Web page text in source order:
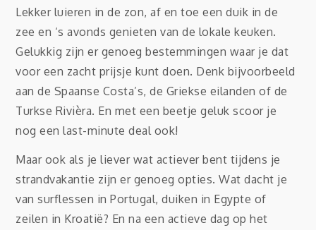
Lekker luieren in de zon, af en toe een duik in de
zee en ‘s avonds genieten van de lokale keuken.
Gelukkig zijn er genoeg bestemmingen waar je dat
voor een zacht prijsje kunt doen. Denk bijvoorbeeld
aan de Spaanse Costa’s, de Griekse eilanden of de
Turkse Rivièra. En met een beetje geluk scoor je
nog een last-minute deal ook!
Maar ook als je liever wat actiever bent tijdens je
strandvakantie zijn er genoeg opties. Wat dacht je
van surflessen in Portugal, duiken in Egypte of
zeilen in Kroatië? En na een actieve dag op het